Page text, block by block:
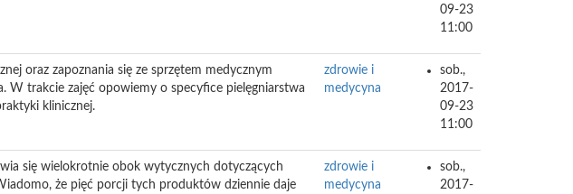
09-23
11:00
oraz zapoznania się ze sprzętem medycznym
W trakcie zajęć opowiemy o specyfice pielęgniarstwa
klinicznej.
zdrowie i
medycyna
sob.,
2017-
09-23
11:00
się wielokrotnie obok wytycznych dotyczących
że pięć porcji tych produktów dziennie daje
zdrowie i
medycyna
sob.,
2017-